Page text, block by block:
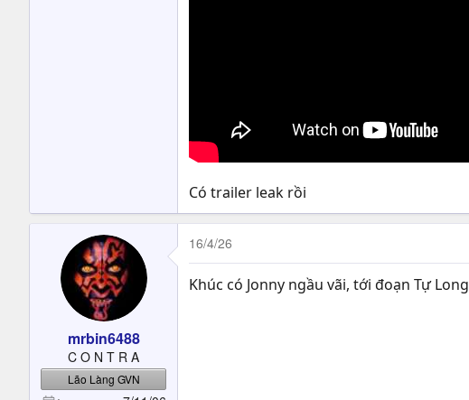
Có trailer leak rồi
mrbin6488
C O N T R A
Lão Làng GVN
16/4/26
Khúc có Jonny ngầu vãi, tới đoạn Tự